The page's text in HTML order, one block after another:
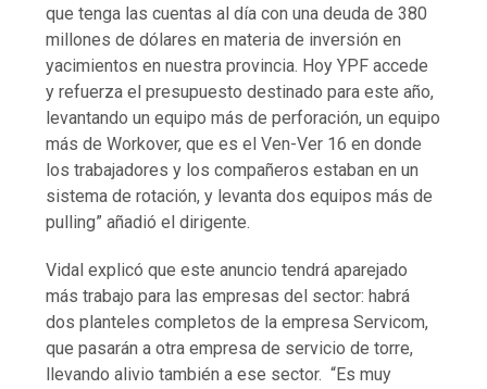
que tenga las cuentas al día con una deuda de 380
millones de dólares en materia de inversión en
yacimientos en nuestra provincia. Hoy YPF accede
y refuerza el presupuesto destinado para este año,
levantando un equipo más de perforación, un equipo
más de Workover, que es el Ven-Ver 16 en donde
los trabajadores y los compañeros estaban en un
sistema de rotación, y levanta dos equipos más de
pulling” añadió el dirigente.
Vidal explicó que este anuncio tendrá aparejado
más trabajo para las empresas del sector: habrá
dos planteles completos de la empresa Servicom,
que pasarán a otra empresa de servicio de torre,
llevando alivio también a ese sector. “Es muy